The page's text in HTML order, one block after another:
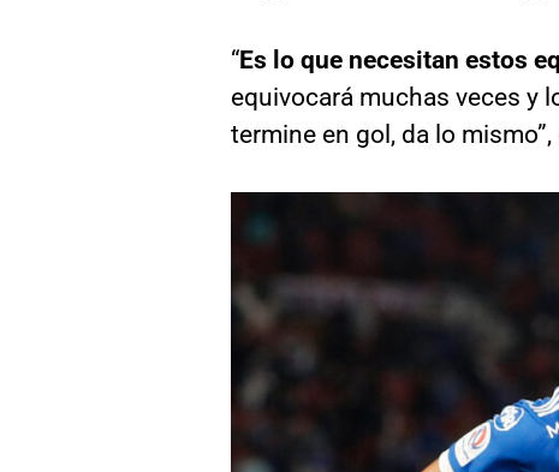
“Es lo que necesitan estos
equivocará muchas veces y
termine en gol, da lo